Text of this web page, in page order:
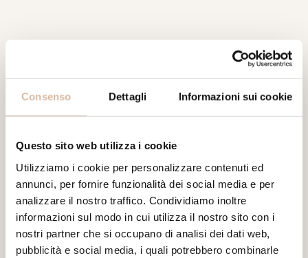
Consenso Dettagli Informazioni sui cookie
Questo sito web utilizza i cookie
Utilizziamo i cookie per personalizzare contenuti ed
annunci, per fornire funzionalità dei social media e per
analizzare il nostro traffico. Condividiamo inoltre
informazioni sul modo in cui utilizza il nostro sito con i
nostri partner che si occupano di analisi dei dati web,
pubblicità e social media, i quali potrebbero combinarle